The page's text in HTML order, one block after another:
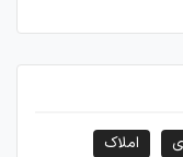
املاک